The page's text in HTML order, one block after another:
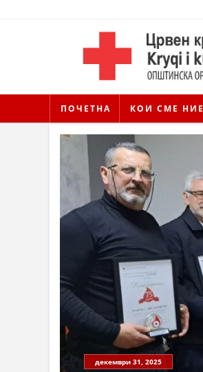
ПОЧЕТНА КОИ СМЕ НИЕ
декември 31, 2025